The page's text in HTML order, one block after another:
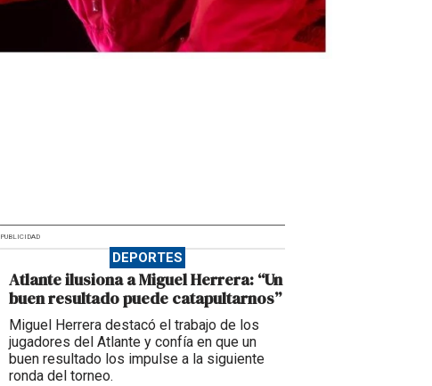
PUBLICIDAD
DEPORTES
Atlante ilusiona a Miguel Herrera: “Un
buen resultado puede catapultarnos”
Miguel Herrera destacó el trabajo de los
jugadores del Atlante y confía en que un
buen resultado los impulse a la siguiente
ronda del torneo.